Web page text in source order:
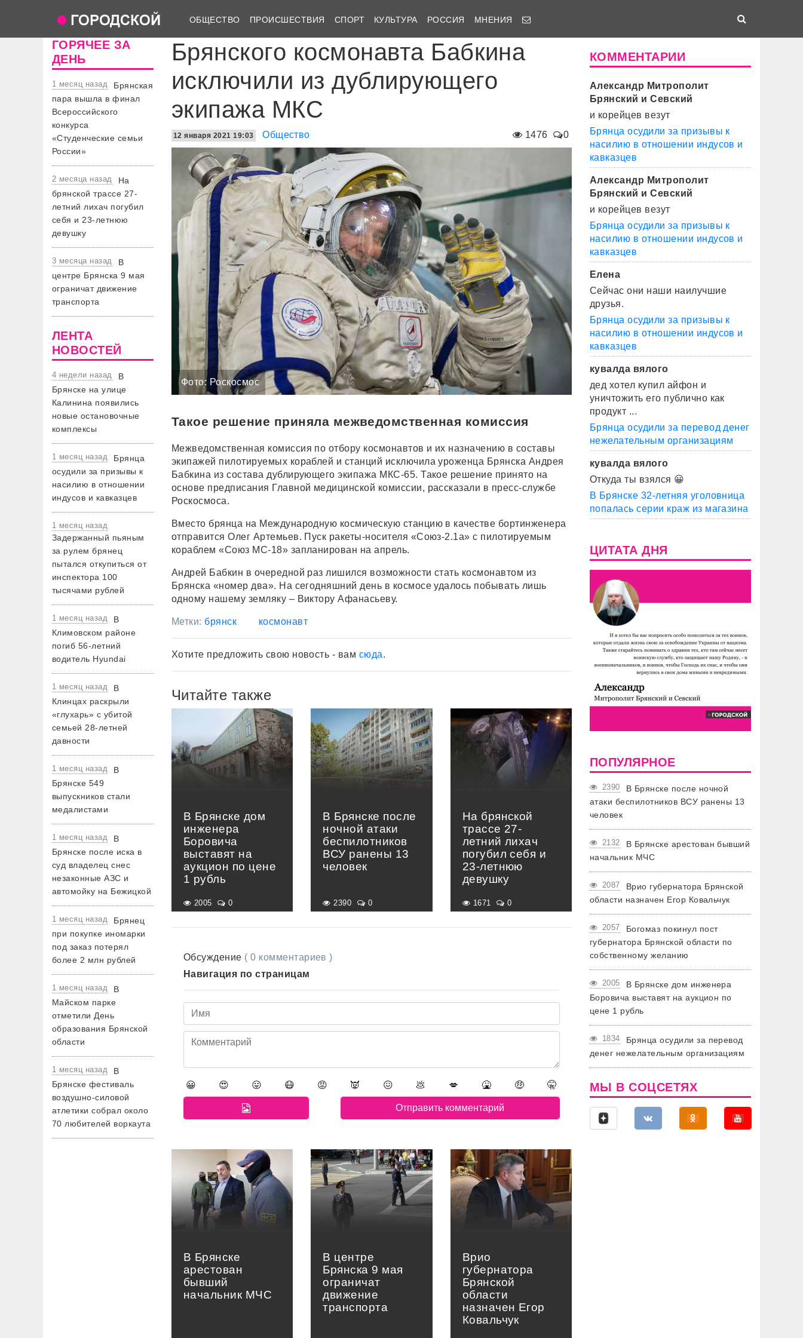
ОБЩЕСТВО ПРОИСШЕСТВИЯ СПОРТ КУЛЬТУРА РОССИЯ МНЕНИЯ
ГОРЯЧЕЕ ЗА
ДЕНЬ
1 месяц назад
Брянская
пара вышла в финал
Всероссийского
конкурса
«Студенческие семьи
России»
2 месяца назад
На
брянской трассе 27-
летний лихач погубил
себя и 23-летнюю
девушку
3 месяца назад
В
центре Брянска 9 мая
ограничат движение
транспорта
ЛЕНТА
НОВОСТЕЙ
4 недели назад
В
Брянске на улице
Калинина появились
новые остановочные
комплексы
1 месяц назад
Брянца
осудили за призывы к
насилию в отношении
индусов и кавказцев
1 месяц назад
Задержанный пьяным
за рулем брянец
пытался откупиться от
инспектора 100
тысячами рублей
1 месяц назад
В
Климовском районе
погиб 56-летний
водитель Hyundai
1 месяц назад
В
Клинцах раскрыли
«глухарь» с убитой
семьей 28-летней
давности
1 месяц назад
В
Брянске 549
выпускников стали
медалистами
1 месяц назад
В
Брянске после иска в
суд владелец снес
незаконные АЗС и
автомойку на Бежицкой
1 месяц назад
Брянец
при покупке иномарки
под заказ потерял
более 2 млн рублей
1 месяц назад
В
Майском парке
отметили День
образования Брянской
области
1 месяц назад
В
Брянске фестиваль
воздушно-силовой
атлетики собрал около
70 любителей воркаута
Брянского космонавта Бабкина
исключили из дублирующего
экипажа МКС
1476 0
12 января 2021 19:03 Общество
Фото: Роскосмос
Такое решение приняла межведомственная комиссия
Межведомственная комиссия по отбору космонавтов и их назначению в составы
экипажей пилотируемых кораблей и станций исключила уроженца Брянска Андрея
Бабкина из состава дублирующего экипажа МКС-65. Такое решение принято на
основе предписания Главной медицинской комиссии, рассказали в пресс-службе
Роскосмоса.
Вместо брянца на Международную космическую станцию в качестве бортинженера
отправится Олег Артемьев. Пуск ракеты-носителя «Союз-2.1а» с пилотируемым
кораблем «Союз МС-18» запланирован на апрель.
Андрей Бабкин в очередной раз лишился возможности стать космонавтом из
Брянска «номер два». На сегодняшний день в космосе удалось побывать лишь
одному нашему земляку – Виктору Афанасьеву.
Метки: брянск космонавт
Хотите предложить свою новость - вам сюда.
Читайте также
В Брянске дом
инженера
Боровича
выставят на
аукцион по цене
1 рубль
2005 0
В Брянске после
ночной атаки
беспилотников
ВСУ ранены 13
человек
2390 0
На брянской
трассе 27-
летний лихач
погубил себя и
23-летнюю
девушку
1671 0
Обсуждение ( 0 комментариев )
Навигация по страницам
😀 😍 😛 😷 😡 👿 😖 💩 💋 🤮 🤑 🤫
В Брянске
арестован
бывший
начальник МЧС
В центре
Брянска 9 мая
ограничат
движение
транспорта
Врио
губернатора
Брянской
области
назначен Егор
Ковальчук
КОММЕНТАРИИ
Александр Митрополит
Брянский и Севский
и корейцев везут
Брянца осудили за призывы к
насилию в отношении индусов и
кавказцев
Александр Митрополит
Брянский и Севский
и корейцев везут
Брянца осудили за призывы к
насилию в отношении индусов и
кавказцев
Елена
Сейчас они наши наилучшие
друзья.
Брянца осудили за призывы к
насилию в отношении индусов и
кавказцев
кувалда вялого
дед хотел купил айфон и
уничтожить его публично как
продукт ...
Брянца осудили за перевод денег
нежелательным организациям
кувалда вялого
Откуда ты взялся 😀
В Брянске 32-летняя уголовница
попалась серии краж из магазина
ЦИТАТА ДНЯ
ПОПУЛЯРНОЕ
2390
В Брянске после ночной
атаки беспилотников ВСУ ранены 13
человек
2132
В Брянске арестован бывший
начальник МЧС
2087
Врио губернатора Брянской
области назначен Егор Ковальчук
2057
Богомаз покинул пост
губернатора Брянской области по
собственному желанию
2005
В Брянске дом инженера
Боровича выставят на аукцион по
цене 1 рубль
1834
Брянца осудили за перевод
денег нежелательным организациям
МЫ В СОЦСЕТЯХ